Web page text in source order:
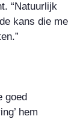
“Natuurlijk
kans die me
goed
hem